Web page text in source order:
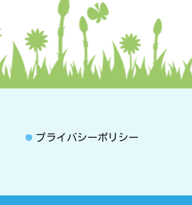
プライバシーポリシー